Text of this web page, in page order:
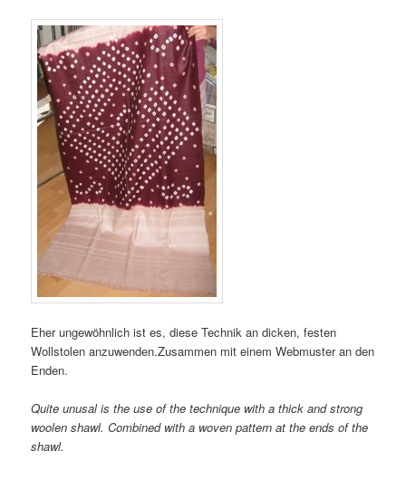
Eher ungewöhnlich ist es, diese Technik an dicken, festen
Wollstolen anzuwenden.Zusammen mit einem Webmuster an den
Enden.
Quite unusal is the use of the technique with a thick and strong
woolen shawl. Combined with a woven pattern at the ends of the
shawl.